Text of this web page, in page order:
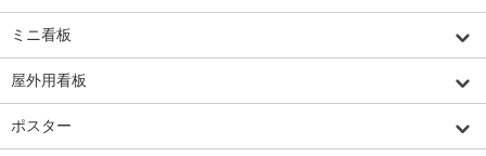
ミニ看板
屋外用看板
ポスター